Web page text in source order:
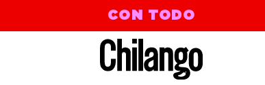
CON TODO